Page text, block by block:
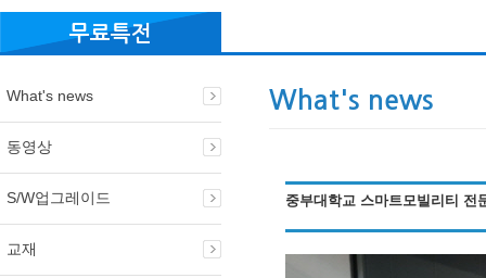
무료특전
What's news
동영상
S/W업그레이드
교재
What's news
중부대학교 스마트모빌리티 전